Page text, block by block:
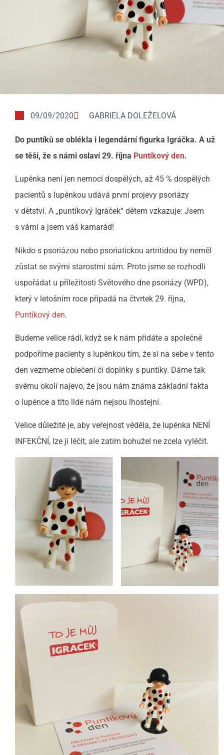
09/09/2020 GABRIELA DOLEŽELOVÁ
Do puntíků se oblékla i legendární figurka Igráčka. A už
se těší, že s námi oslaví 29. října Puntíkový den.
Lupénka není jen nemocí dospělých, až 45 % dospělých
pacientů s lupénkou udává první projevy psoriázy
v dětství. A „puntíkový Igráček“ dětem vzkazuje: Jsem
s vámi a jsem váš kamarád!
Nikdo s psoriázou nebo psoriatickou artritidou by neměl
zůstat se svými starostmi sám. Proto jsme se rozhodli
uspořádat u příležitosti Světového dne psoriázy (WPD),
který v letošním roce připadá na čtvrtek 29. října,
Puntíkový den.
Budeme velice rádi, když se k nám přidáte a společně
podpoříme pacienty s lupénkou tím, že si na sebe v tento
den vezmeme oblečení či doplňky s puntíky. Dáme tak
svému okolí najevo, že jsou nám známa základní fakta
o lupénce a tito lidé nám nejsou lhostejní.
Velice důležité je, aby veřejnost věděla, že lupénka NENÍ
INFEKČNÍ, lze ji léčit, ale zatím bohužel ne zcela vyléčit.